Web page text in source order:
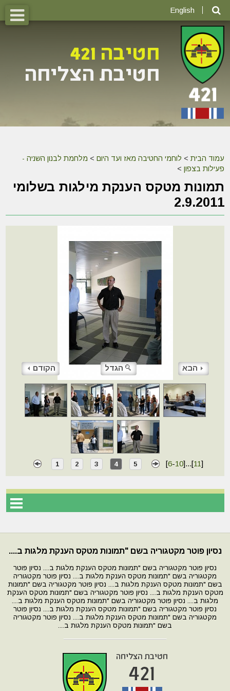
English
עמוד הבית > לוחמי החטיבה מאז ועד היום > מלחמת לבנון השניה -
פעילות בצפון >
תמונות מטקס הענקת מילגות בשלומי
2.9.2011
הקודם הגדל הבא
1 2 3 4 5 [6-10]...[11]
נסיון פוטר מקטגוריה בשם "תמונות מטקס הענקת מלגות ב....
נסיון פוטר מקטגוריה בשם "תמונות מטקס הענקת מלגות ב.... נסיון פוטר
מקטגוריה בשם "תמונות מטקס הענקת מלגות ב.... נסיון פוטר מקטגוריה
בשם "תמונות מטקס הענקת מלגות ב.... נסיון פוטר מקטגוריה בשם "תמונות
מטקס הענקת מלגות ב.... נסיון פוטר מקטגוריה בשם "תמונות מטקס הענקת
מלגות ב.... נסיון פוטר מקטגוריה בשם "תמונות מטקס הענקת מלגות ב....
נסיון פוטר מקטגוריה בשם "תמונות מטקס הענקת מלגות ב.... נסיון פוטר
מקטגוריה בשם "תמונות מטקס הענקת מלגות ב.... נסיון פוטר מקטגוריה
בשם "תמונות מטקס הענקת מלגות ב....